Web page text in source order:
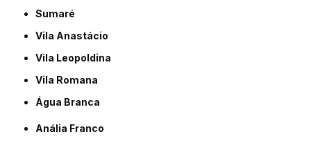
Sumaré
Vila Anastácio
Vila Leopoldina
Vila Romana
Água Branca
Anália Franco